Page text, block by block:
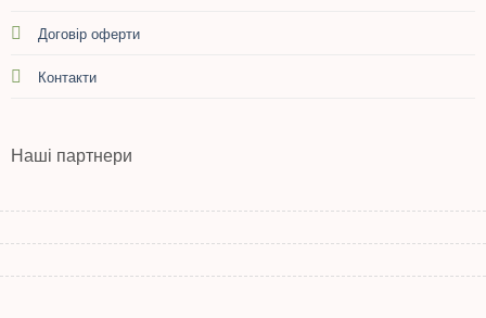
Договір оферти
Контакти
Наші партнери